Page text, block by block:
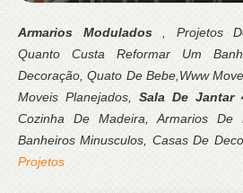
Armarios Modulados , Projetos
Quanto Custa Reformar Um
Decoração, Quato De Bebe,Www
Moveis Planejados, Sala De Jantar
Cozinha De Madeira, Armarios De
Banheiros Minusculos, Casas De
Projetos